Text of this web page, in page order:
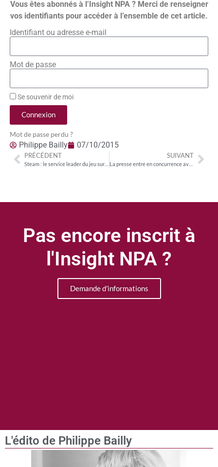
Vous êtes abonnés à l’Insight NPA ? Merci de renseigner
vos identifiants pour accéder à l’ensemble de cet article.
Identifiant ou adresse e-mail
Mot de passe
Se souvenir de moi
Connexion
Mot de passe perdu ?
Philippe Bailly 07/10/2015
PRÉCÉDENT SUIVANT
La presse entre en concurrence avec les géants du Web
Pas encore inscrit à
l'Insight NPA ?
Demande d'informations
L'édito de Philippe Bailly